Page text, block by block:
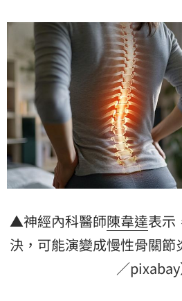
▲神經內科醫師陳韋達表示
決，可能演變成慢性骨關
／pixabay